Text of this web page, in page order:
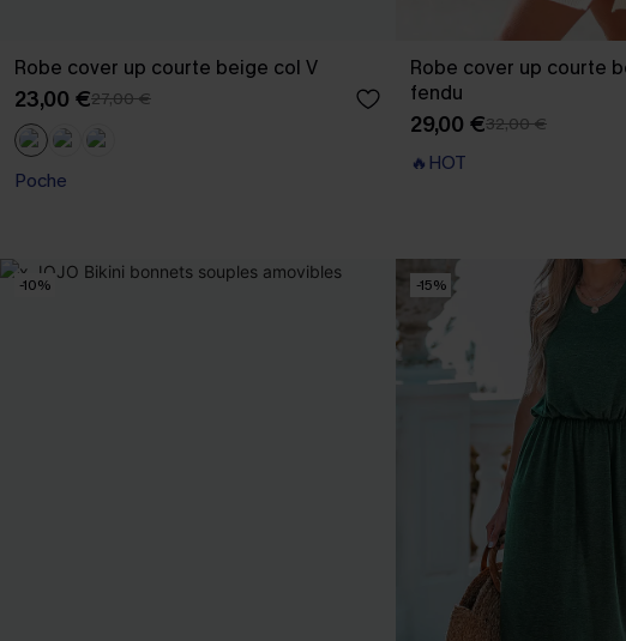
Robe cover up courte beige col V
23,00 €27,00 €
Poche
Robe cover up courte
fendu
29,00 €32,00 €
🔥HOT
-10% -15%